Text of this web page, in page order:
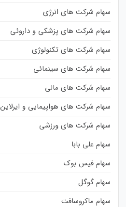
سهام شرکت های انرژی
سهام شرکت های پزشکی و داروئی
سهام شرکت های تکنولوژی
سهام شرکت های سینمائی
سهام شرکت های مالی
سهام شرکت های هواپیمایی و ایرلاین
سهام شرکت های ورزشی
سهام علی بابا
سهام فیس بوک
سهام گوگل
سهام ماکروسافت